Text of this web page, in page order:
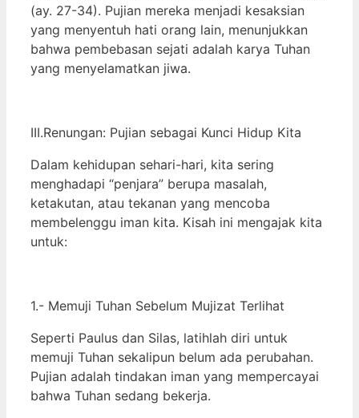
(ay. 27-34). Pujian mereka menjadi kesaksian
yang menyentuh hati orang lain, menunjukkan
bahwa pembebasan sejati adalah karya Tuhan
yang menyelamatkan jiwa.
III.Renungan: Pujian sebagai Kunci Hidup Kita
Dalam kehidupan sehari-hari, kita sering
menghadapi “penjara” berupa masalah,
ketakutan, atau tekanan yang mencoba
membelenggu iman kita. Kisah ini mengajak kita
untuk:
1.- Memuji Tuhan Sebelum Mujizat Terlihat
Seperti Paulus dan Silas, latihlah diri untuk
memuji Tuhan sekalipun belum ada perubahan.
Pujian adalah tindakan iman yang mempercayai
bahwa Tuhan sedang bekerja.